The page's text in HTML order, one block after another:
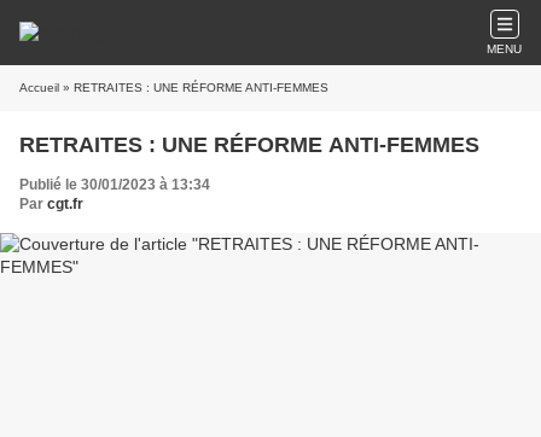
MENU
Accueil » RETRAITES : UNE RÉFORME ANTI-FEMMES
RETRAITES : UNE RÉFORME ANTI-FEMMES
Publié le 30/01/2023 à 13:34
Par cgt.fr